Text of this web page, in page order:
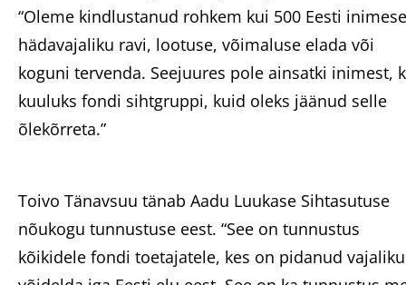
“Oleme kindlustanud rohkem kui 500 Eesti
hädavajaliku ravi, lootuse, võimaluse elada või
koguni tervenda. Seejuures pole ainsatki inimest,
kuuluks fondi sihtgruppi, kuid oleks jäänud selle
õlekõrreta.”
Toivo Tänavsuu tänab Aadu Luukase Sihtasutuse
nõukogu tunnustuse eest. “See on tunnustus
kõikidele fondi toetajatele, kes on pidanud